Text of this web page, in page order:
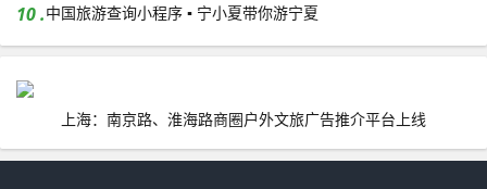
10 .中国旅游查询小程序 ▪ 宁小夏带你游宁夏
上海：南京路、淮海路商圈户外文旅广告推介平台上线